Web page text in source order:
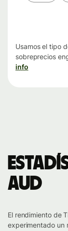
Usamos el tipo
sobreprecios
info
AUD
El rendimiento de
experimentado un